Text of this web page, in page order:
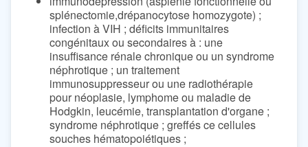
splénectomie,drépanocytose homozygote) ;
infection à VIH ; déficits immunitaires
congénitaux ou secondaires à : une
insuffisance rénale chronique ou un syndrome
néphrotique ; un traitement
immunosuppresseur ou une radiothérapie
pour néoplasie, lymphome ou maladie de
Hodgkin, leucémie, transplantation d'organe ;
syndrome néphrotique ; greffés ce cellules
souches hématopoiétiques ;